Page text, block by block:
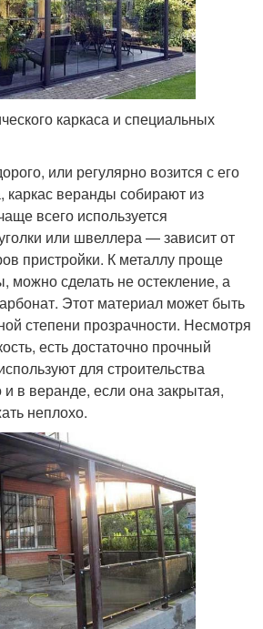
каркаса и специальных
или регулярно возится с его
каркас веранды собирают из
всего используется
или швеллера — зависит от
пристройки. К металлу проще
можно сделать не остекление, а
Этот материал может быть
степени прозрачности. Несмотря
есть достаточно прочный
для строительства
и в веранде, если она закрытая,
неплохо.